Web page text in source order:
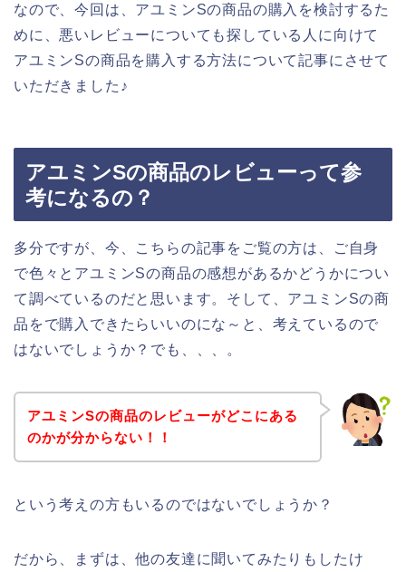
なので、今回は、アユミンSの商品の購入を検討するた
めに、悪いレビューについても探している人に向けて
アユミンSの商品を購入する方法について記事にさせて
いただきました♪
アユミンSの商品のレビューって参
考になるの？
多分ですが、今、こちらの記事をご覧の方は、ご自身
で色々とアユミンSの商品の感想があるかどうかについ
て調べているのだと思います。そして、アユミンSの商
品をで購入できたらいいのにな～と、考えているので
はないでしょうか？でも、、、。
アユミンSの商品のレビューがどこにある
のかが分からない！！
という考えの方もいるのではないでしょうか？
だから、まずは、他の友達に聞いてみたりもしたけ